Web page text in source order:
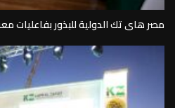
مصر هاى تك الدولية للبذور بفاعليات